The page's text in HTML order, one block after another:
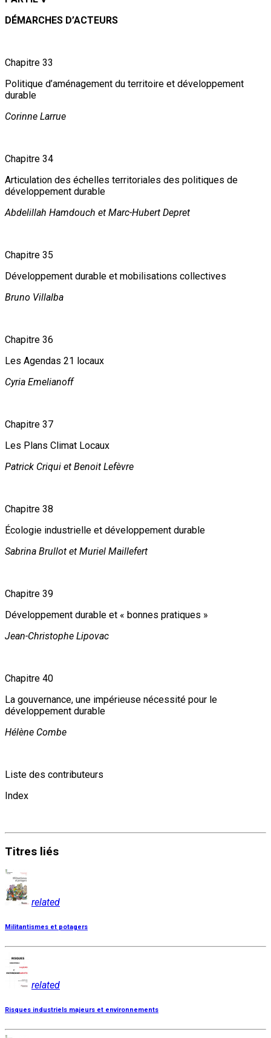
DÉMARCHES D’ACTEURS
Chapitre 33
Politique d’aménagement du territoire et développement
durable
Corinne Larrue
Chapitre 34
Articulation des échelles territoriales des politiques de
développement durable
Abdelillah Hamdouch et Marc-Hubert Depret
Chapitre 35
Développement durable et mobilisations collectives
Bruno Villalba
Chapitre 36
Les Agendas 21 locaux
Cyria Emelianoff
Chapitre 37
Les Plans Climat Locaux
Patrick Criqui et Benoit Lefèvre
Chapitre 38
Écologie industrielle et développement durable
Sabrina Brullot et Muriel Maillefert
Chapitre 39
Développement durable et « bonnes pratiques »
Jean-Christophe Lipovac
Chapitre 40
La gouvernance, une impérieuse nécessité pour le
développement durable
Hélène Combe
Liste des contributeurs
Index
Titres liés
related
Militantismes et potagers
related
Risques industriels majeurs et environnements